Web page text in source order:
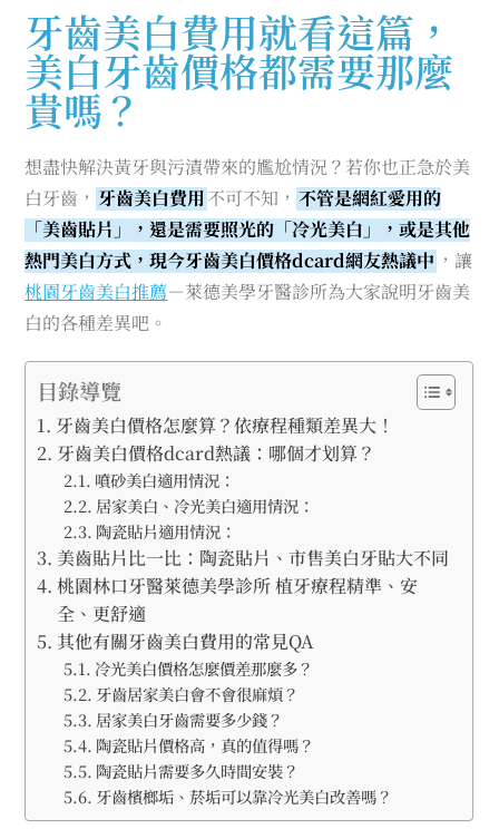
牙齒美白費用就看這篇，
美白牙齒價格都需要那麼
貴嗎？
想盡快解決黃牙與污漬帶來的尷尬情況？若你也正急於美
白牙齒， 牙齒美白費用不可不知， 不管是網紅愛用的
「美齒貼片」，還是需要照光的「冷光美白」，或是其他
熱門美白方式，現今牙齒美白價格dcard網友熱議中 ，讓
桃園牙齒美白推薦－萊德美學牙醫診所為大家說明牙齒美
白的各種差異吧。
目錄導覽
牙齒美白價格怎麼算？依療程種類差異大！
牙齒美白價格dcard熱議：哪個才划算？
噴砂美白適用情況：
居家美白、冷光美白適用情況：
陶瓷貼片適用情況：
美齒貼片比一比：陶瓷貼片、市售美白牙貼大不同
桃園林口牙醫萊德美學診所 植牙療程精準、安
全、更舒適
其他有關牙齒美白費用的常見QA
冷光美白價格怎麼價差那麼多？
牙齒居家美白會不會很麻煩？
居家美白牙齒需要多少錢？
陶瓷貼片價格高，真的值得嗎？
陶瓷貼片需要多久時間安裝？
牙齒檳榔垢、菸垢可以靠冷光美白改善嗎？